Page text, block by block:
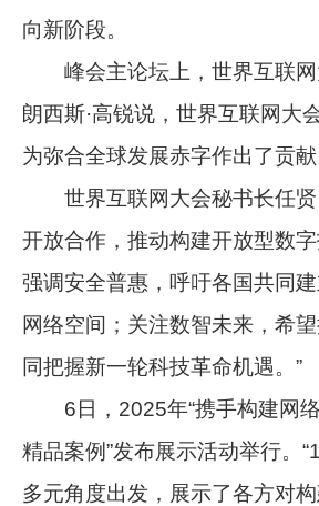
向新阶段。
峰会主论坛上，世界互联网
朗西斯·高锐说，世界互联网大
为弥合全球发展赤字作出了贡献
世界互联网大会秘书长任贤
开放合作，推动构建开放型数字
强调安全普惠，呼吁各国共同
网络空间；关注数智未来，希
同把握新一轮科技革命机遇。”
6日，2025年“携手构建网络
精品案例”发布展示活动举行。
多元角度出发，展示了各方对